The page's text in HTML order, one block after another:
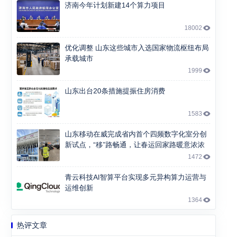
济南今年计划新建14个算力项目
18002
优化调整 山东这些城市入选国家物流枢纽布局
承载城市
1999
山东出台20条措施提振住房消费
1583
山东移动在威完成省内首个四频数字化室分创
新试点，“移”路畅通，让春运回家路暖意浓浓
1472
青云科技AI智算平台实现多元异构算力运营与
运维创新
1364
热评文章